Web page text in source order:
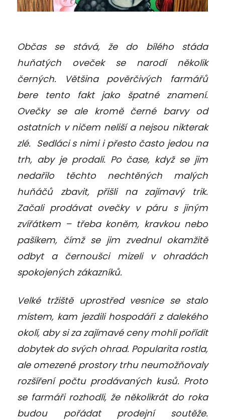
Občas se stává, že do bílého stáda
huňatých oveček se narodí několik
černých. Většina pověrčivých farmářů
bere tento fakt jako špatné znamení.
Ovečky se ale kromě černé barvy od
ostatních v ničem neliší a nejsou nikterak
zlé. Sedláci s nimi i přesto často jedou na
trh, aby je prodali. Po čase, když se jim
nedařilo těchto nechtěných malých
huňáčů zbavit, přišli na zajímavý trik.
Začali prodávat ovečky v páru s jiným
zvířátkem – třeba koněm, kravkou nebo
pašíkem, čímž se jim zvednul okamžitě
odbyt a černoušci mizeli v ohradách
spokojených zákazníků.
Velké tržiště uprostřed vesnice se stalo
místem, kam jezdili hospodáři z dalekého
okolí, aby si za zajímavé ceny mohli pořídit
dobytek do svých ohrad. Popularita rostla,
ale omezené prostory trhu neumožňovaly
rozšíření počtu prodávaných kusů. Proto
se farmáři rozhodli, že několikrát do roka
budou pořádat prodejní soutěže.